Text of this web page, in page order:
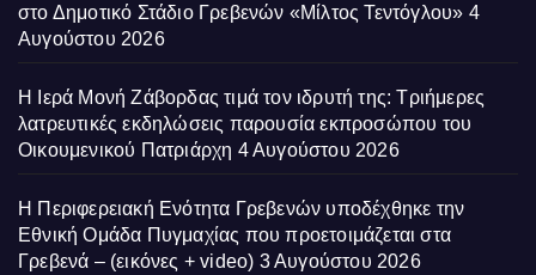
στο Δημοτικό Στάδιο Γρεβενών «Μίλτος Τεντόγλου» 4
Αυγούστου 2026
Η Ιερά Μονή Ζάβορδας τιμά τον ιδρυτή της: Τριήμερες
λατρευτικές εκδηλώσεις παρουσία εκπροσώπου του
Οικουμενικού Πατριάρχη 4 Αυγούστου 2026
Η Περιφερειακή Ενότητα Γρεβενών υποδέχθηκε την
Εθνική Ομάδα Πυγμαχίας που προετοιμάζεται στα
Γρεβενά – (εικόνες + video) 3 Αυγούστου 2026